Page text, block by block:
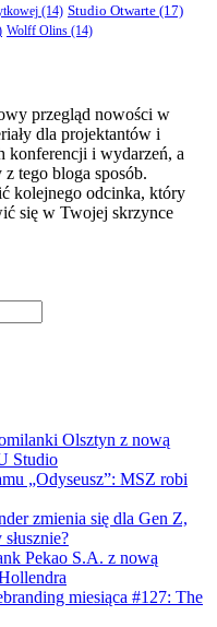
(14) Studio Otwarte (17)
Wolff Olins (14)
przegląd nowości w
dla projektantów i
konferencji i wydarzeń, a
tego bloga sposób.
kolejnego odcinka, który
się w Twojej skrzynce
Olsztyn z nową
Studio
„Odyseusz”: MSZ robi
zmienia się dla Gen Z,
Pekao S.A. z nową
miesiąca #127: The